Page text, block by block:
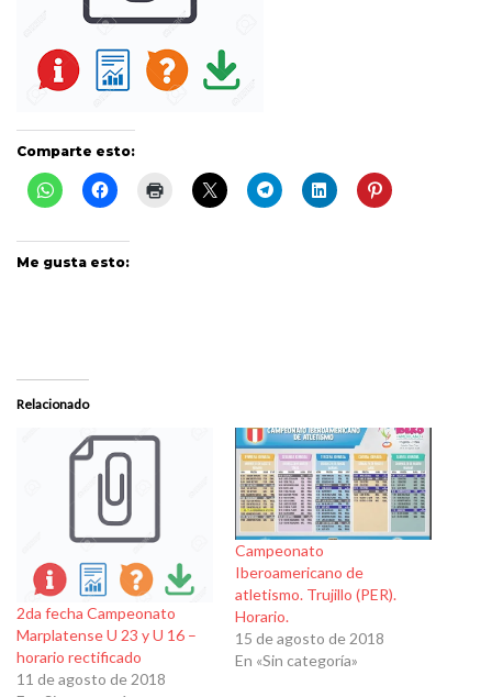
Comparte esto:
Me gusta esto:
Relacionado
2da fecha Campeonato
Marplatense U 23 y U 16 –
horario rectificado
11 de agosto de 2018
Campeonato
Iberoamericano de
atletismo. Trujillo (PER).
Horario.
15 de agosto de 2018
En «Sin categoría»